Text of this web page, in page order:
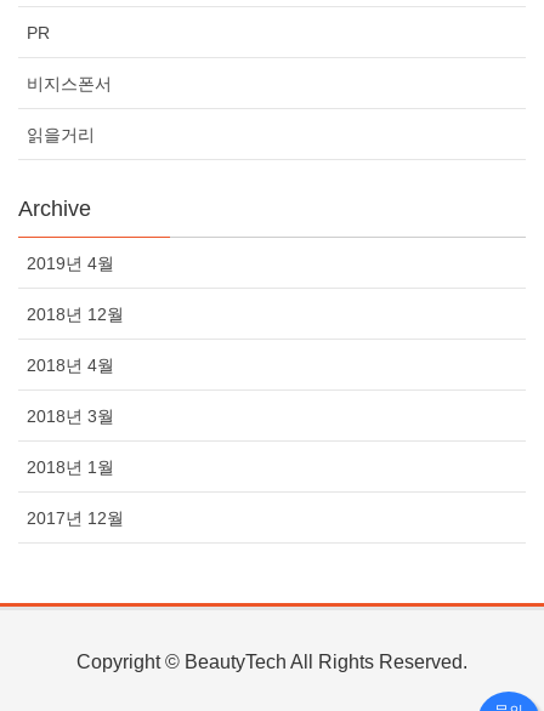
PR
비지스폰서
읽을거리
Archive
2019년 4월
2018년 12월
2018년 4월
2018년 3월
2018년 1월
2017년 12월
Copyright © BeautyTech All Rights Reserved.